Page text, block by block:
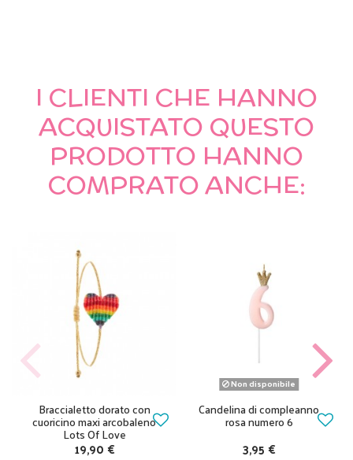
I CLIENTI CHE HANNO
ACQUISTATO QUESTO
PRODOTTO HANNO
COMPRATO ANCHE:
Braccialetto dorato con
cuoricino maxi arcobaleno
Lots Of Love
19,90 €
Non disponibile
Candelina di compleanno
rosa numero 6
3,95 €